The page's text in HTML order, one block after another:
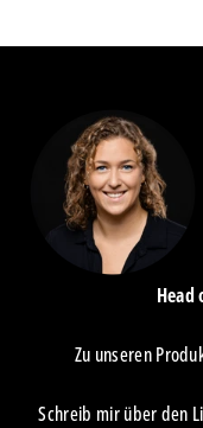
Head
Zu unseren
Schreib mir über den